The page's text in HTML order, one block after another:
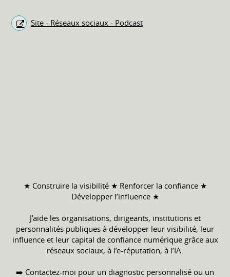
Site - Réseaux sociaux - Podcast
★ Construire la visibilité ★ Renforcer la confiance ★
Développer l’influence ★
J’aide les organisations, dirigeants, institutions et
personnalités publiques à développer leur visibilité, leur
influence et leur capital de confiance numérique grâce aux
réseaux sociaux, à l’e-réputation, à l’IA.
➡️ Contactez-moi pour un diagnostic personnalisé ou un